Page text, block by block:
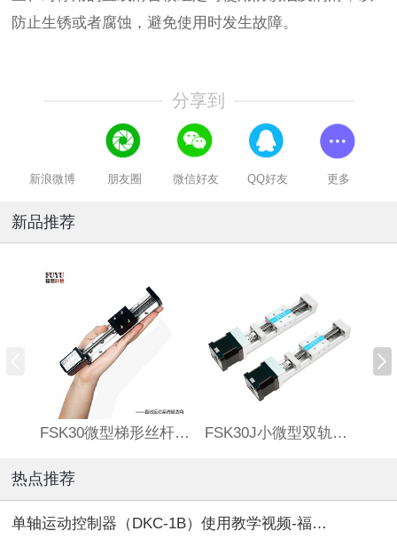
防止生锈或者腐蚀，避免使用时发生故障。
分享到
新浪微博 朋友圈 微信好友 QQ好友 更多
新品推荐
FSK30微型梯形丝杆滑台 FSK30J小微型双轨丝杆直线模组
热点推荐
单轴运动控制器（DKC-1B）使用教学视频-福誉专用